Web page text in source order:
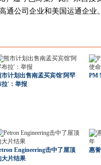
通公司企业和美国运通企业。
市计划出售南孟买宾馆'阿罕
拉'：举报
PM
Engineering击中了屋顶
大片结果
惠